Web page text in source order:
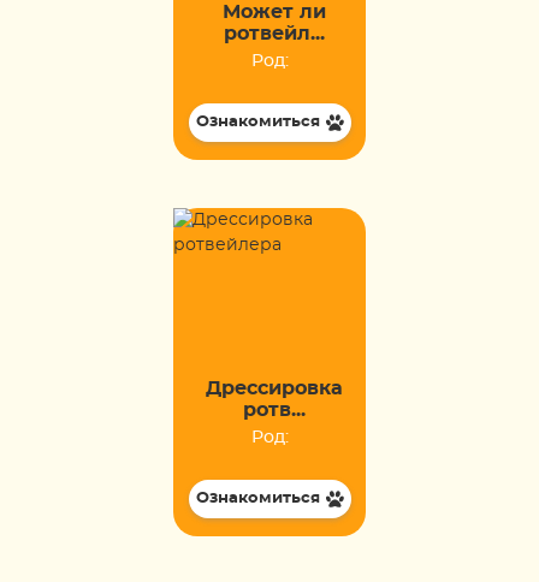
Может ли
ротвейл...
Род:
Ознакомиться
Дрессировка
ротв...
Род:
Ознакомиться